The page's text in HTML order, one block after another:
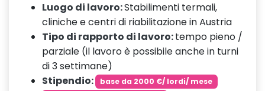
Luogo di lavoro:Stabilimenti termali,
cliniche e centri di riabilitazione in Austria
Tipo di rapporto di lavoro:tempo pieno /
parziale (il lavoro è possibile anche in turni
di 3 settimane)
Stipendio:
base da 2000 €/ lordi/ mese